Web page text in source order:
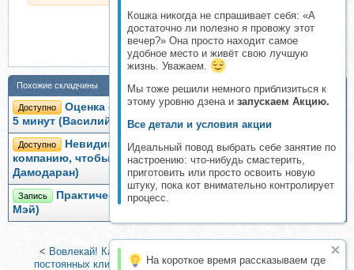
Кошка никогда не спрашивает себя: «А
достаточно ли полезно я провожу этот
вечер?» Она просто находит самое
удобное место и живёт свою лучшую
жизнь. Уважаем.
Мы тоже решили немного приблизиться к
этому уровню дзена и запускаем Акцию.
Все детали и условия акции
Идеальный повод выбрать себе занятие по
настроению: что-нибудь смастерить,
приготовить или просто освоить новую
штуку, пока кот внимательно контролирует
процесс.
На короткое время рассказываем где
Похожие складчины
Доступно
Оценка стоимости бизнеса «проекта» в Excel за
5 минут (Василий Жданов, Иван Жданов)
Доступно
Невидимая стоимость. Как правильно оценить
компанию, чтобы заработать на ее акциях (Асват
Дамодаран)
Запись
Практические технологии магии воздуха (Натали
Мэй)
< Вовлекай! Как создать успешную команду и завоевать
постоянных клиентов (Грегг Ледерман)|Искусство просить